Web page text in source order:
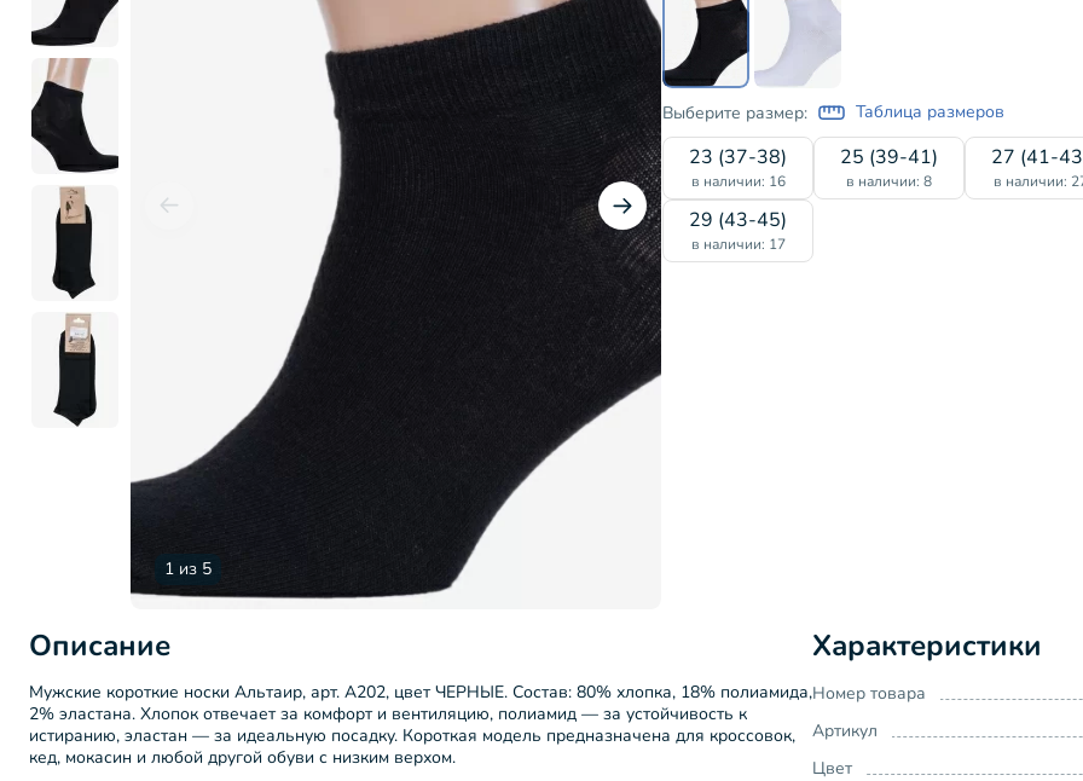
1 из 5
Выберите размер: Таблица размеров
23 (37-38)
в наличии: 16
25 (39-41)
в наличии: 8
27 (41-
в наличии:
29 (43-45)
в наличии: 17
Описание
Мужские короткие носки Альтаир, арт. А202, цвет ЧЕРНЫЕ. Состав: 80% хлопка, 18% полиамида,
2% эластана. Хлопок отвечает за комфорт и вентиляцию, полиамид — за устойчивость к
истиранию, эластан — за идеальную посадку. Короткая модель предназначена для кроссовок,
кед, мокасин и любой другой обуви с низким верхом.
Характеристики
Номер товара
Артикул
Цвет